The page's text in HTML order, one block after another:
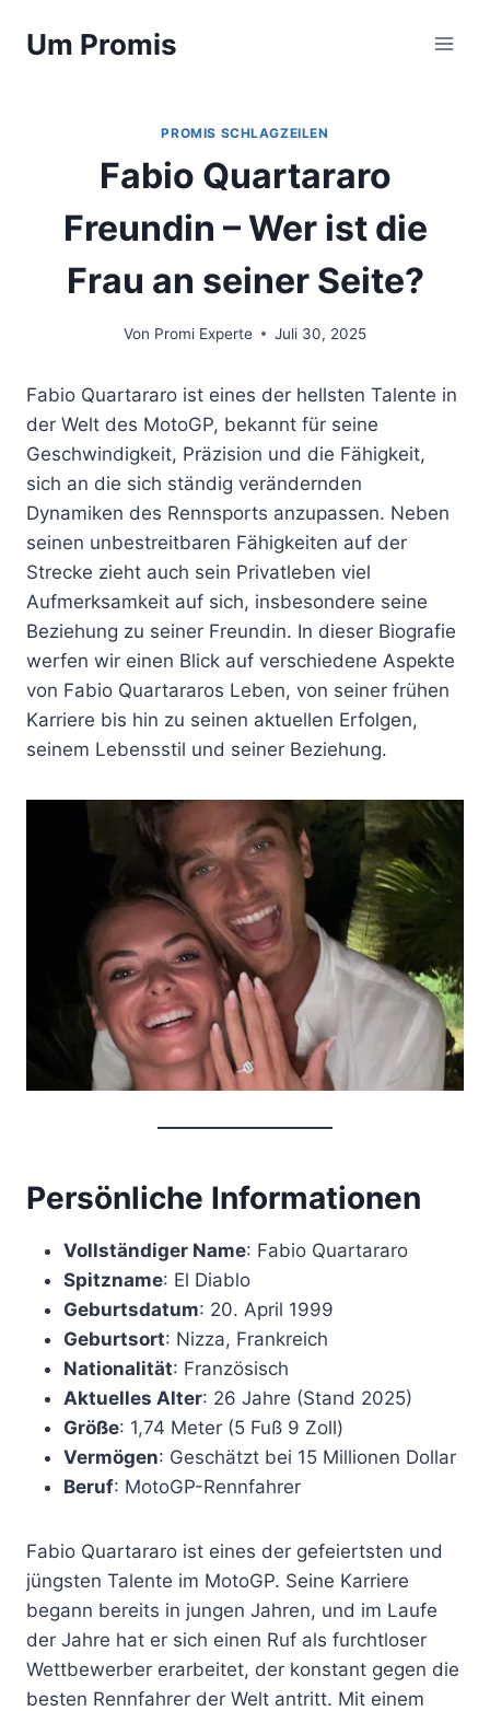
InhaltUm Promis
PROMIS SCHLAGZEILEN
Fabio Quartararo
Freundin – Wer ist die
Frau an seiner Seite?
Von Promi Experte Juli 30, 2025
Fabio Quartararo ist eines der hellsten Talente in
der Welt des MotoGP, bekannt für seine
Geschwindigkeit, Präzision und die Fähigkeit,
sich an die sich ständig verändernden
Dynamiken des Rennsports anzupassen. Neben
seinen unbestreitbaren Fähigkeiten auf der
Strecke zieht auch sein Privatleben viel
Aufmerksamkeit auf sich, insbesondere seine
Beziehung zu seiner Freundin. In dieser Biografie
werfen wir einen Blick auf verschiedene Aspekte
von Fabio Quartararos Leben, von seiner frühen
Karriere bis hin zu seinen aktuellen Erfolgen,
seinem Lebensstil und seiner Beziehung.
Persönliche Informationen
Vollständiger Name: Fabio Quartararo
Spitzname: El Diablo
Geburtsdatum: 20. April 1999
Geburtsort: Nizza, Frankreich
Nationalität: Französisch
Aktuelles Alter: 26 Jahre (Stand 2025)
Größe: 1,74 Meter (5 Fuß 9 Zoll)
Vermögen: Geschätzt bei 15 Millionen Dollar
Beruf: MotoGP-Rennfahrer
Fabio Quartararo ist eines der gefeiertsten und
jüngsten Talente im MotoGP. Seine Karriere
begann bereits in jungen Jahren, und im Laufe
der Jahre hat er sich einen Ruf als furchtloser
Wettbewerber erarbeitet, der konstant gegen die
besten Rennfahrer der Welt antritt. Mit einem